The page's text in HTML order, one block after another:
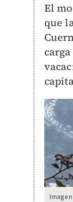
El
que